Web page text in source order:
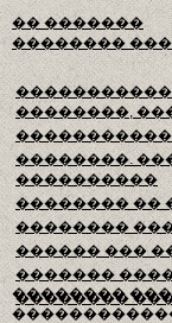
�� �������
��������
��������,
��������.
����������
�������� ��
��������
������ ���
�������
��������
��������